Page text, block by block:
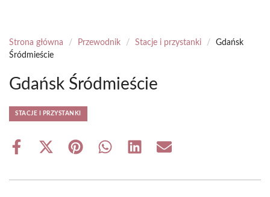
Strona główna / Przewodnik / Stacje i przystanki /
Gdańsk
Śródmieście
Gdańsk Śródmieście
STACJE I PRZYSTANKI
Share
Share
(Twitter)
Share Share Share Share